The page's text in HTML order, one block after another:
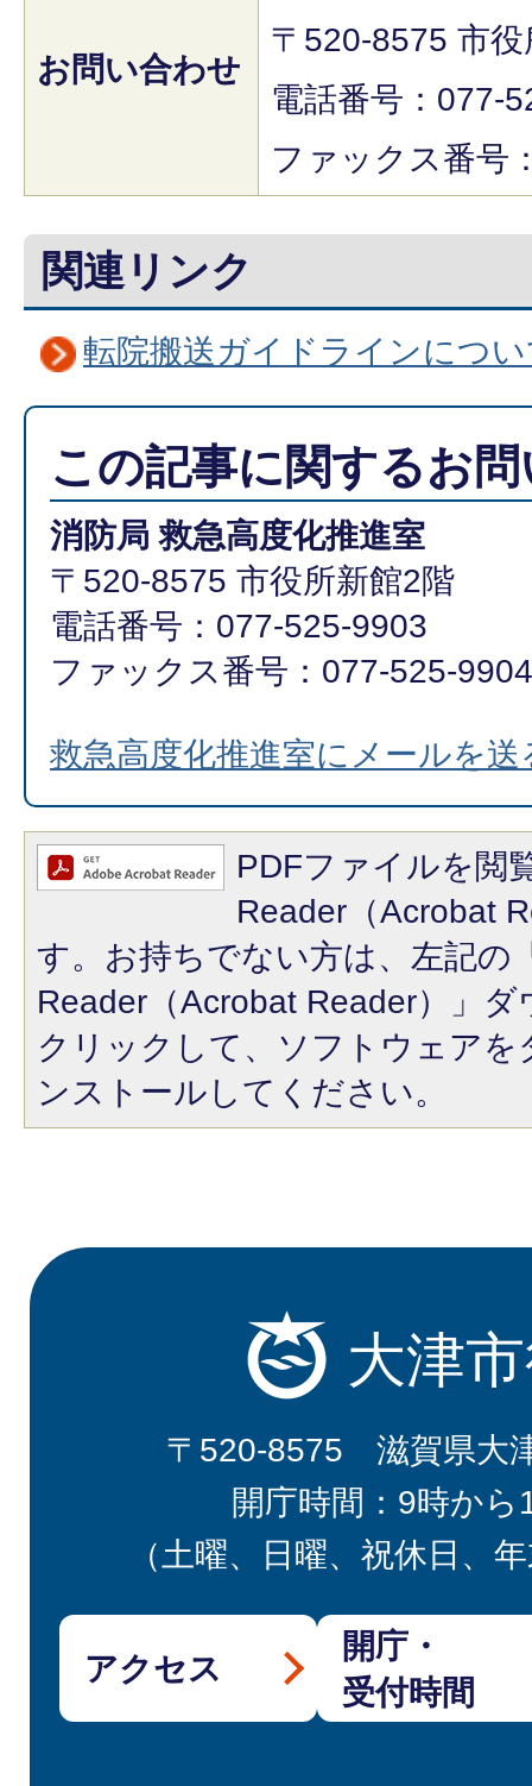
お問い合わせ
〒520-8575 市
電話番号：077-
ファックス番号
関連リンク
転院搬送ガイドラインにつ
この記事に関するお
消防局 救急高度化推進室
〒520-8575 市役所新館2階
電話番号：077-525-9903
ファックス番号：077-525-9904
救急高度化推進室にメールを送
PDFファイルを閲
Reader（Acrobat
す。お持ちでない方は、左記の
Reader（Acrobat Reader）」
クリックして、ソフトウェア
ンストールしてください。
大津
〒520-8575 滋賀県大
開庁時間：9時から
（土曜、日曜、祝休日、
アクセス
開庁・
受付時間